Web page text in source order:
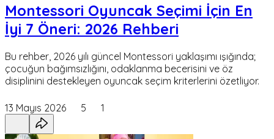
Montessori Oyuncak Seçimi İçin En
İyi 7 Öneri: 2026 Rehberi
Bu rehber, 2026 yılı güncel Montessori yaklaşımı ışığında;
çocuğun bağımsızlığını, odaklanma becerisini ve öz
disiplinini destekleyen oyuncak seçim kriterlerini özetliyor.
13 Mayıs 2026 5 1